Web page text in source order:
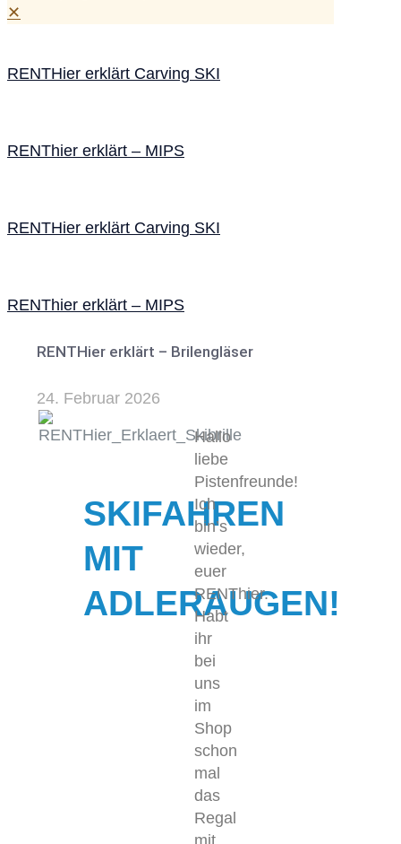
✕
RENTHier erklärt Carving SKI
RENThier erklärt – MIPS
RENTHier erklärt Carving SKI
RENThier erklärt – MIPS
RENTHier erklärt – Brilengläser
24. Februar 2026
SKIFAHREN
MIT
ADLERAUGEN!
Hallo
liebe
Pistenfreunde!
Ich
bin’s
wieder,
euer
RENThier.
Habt
ihr
bei
uns
im
Shop
schon
mal
das
Regal